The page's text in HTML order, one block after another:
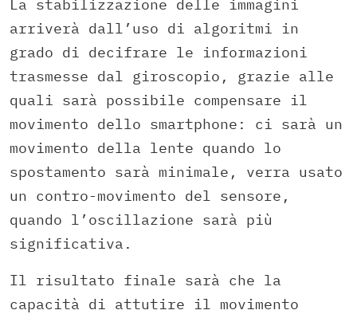
La stabilizzazione delle immagini
arriverà dall’uso di algoritmi in
grado di decifrare le informazioni
trasmesse dal giroscopio, grazie alle
quali sarà possibile compensare il
movimento dello smartphone: ci sarà un
movimento della lente quando lo
spostamento sarà minimale, verra usato
un contro-movimento del sensore,
quando l’oscillazione sarà più
significativa.
Il risultato finale sarà che la
capacità di attutire il movimento